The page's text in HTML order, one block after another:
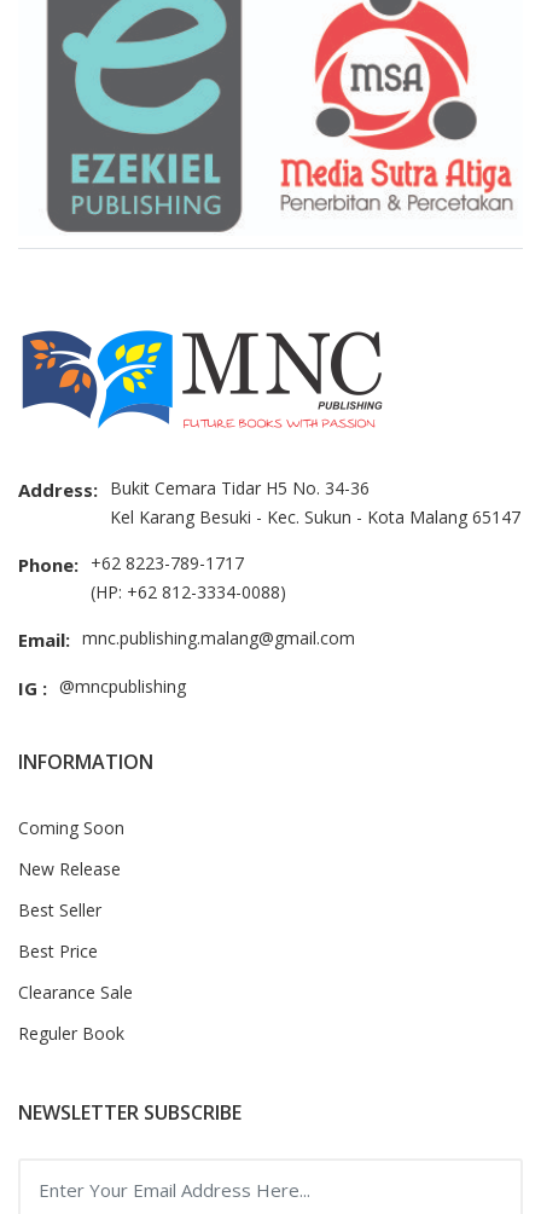
Address: Bukit Cemara Tidar H5 No. 34-36
Kel Karang Besuki - Kec. Sukun - Kota Malang 65147
Phone: +62 8223-789-1717
(HP: +62 812-3334-0088)
Email: mnc.publishing.malang@gmail.com
IG : @mncpublishing
INFORMATION
Coming Soon
New Release
Best Seller
Best Price
Clearance Sale
Reguler Book
NEWSLETTER SUBSCRIBE